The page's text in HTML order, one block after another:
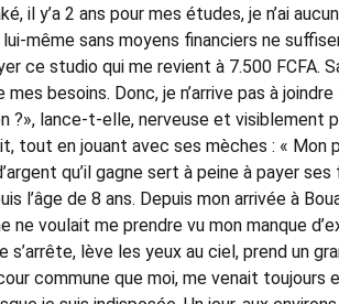
il y’a 2 ans pour mes études, je n’ai
lui-même sans moyens financiers ne
ce studio qui me revient à 7.500 FCFA.
besoins. Donc, je n’arrive pas à
?», lance-t-elle, nerveuse et visiblement
tout en jouant avec ses mèches : «
qu’il gagne sert à peine à payer
l’âge de 8 ans. Depuis mon arrivée à
ne voulait me prendre vu mon manque
s’arrête, lève les yeux au ciel, prend un
commune que moi, me venait toujours